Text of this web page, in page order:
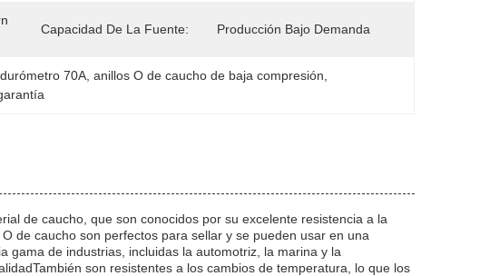
Capacidad De La Fuente: Producción Bajo Demanda
70A , anillos O de caucho de baja compresión
de caucho, que son conocidos por su excelente resistencia a la
de caucho son perfectos para sellar y se pueden usar en una
gama de industrias, incluidas la automotriz, la marina y la
son resistentes a los cambios de temperatura, lo que los